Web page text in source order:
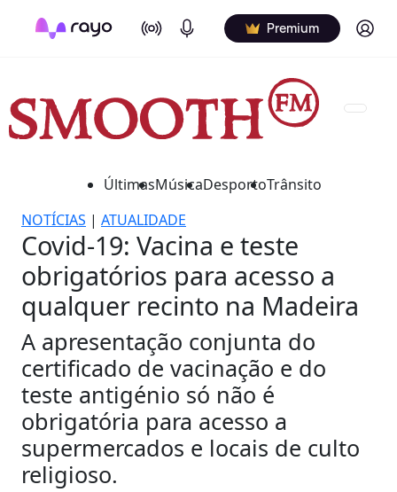
On Air Podcasts Premium Log in
ÚltimasMúsicaDesportoTrânsito
NOTÍCIAS | ATUALIDADE
Covid-19: Vacina e teste
obrigatórios para acesso a
qualquer recinto na Madeira
A apresentação conjunta do
certificado de vacinação e do
teste antigénio só não é
obrigatória para acesso a
supermercados e locais de culto
religioso.